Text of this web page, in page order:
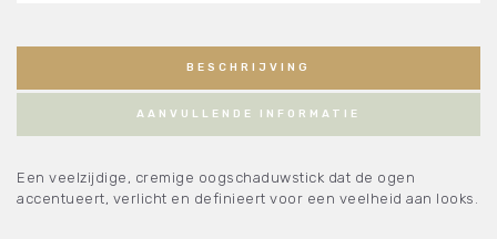
BESCHRIJVING
AANVULLENDE INFORMATIE
Een veelzijdige, cremige oogschaduwstick dat de ogen
accentueert, verlicht en definieert voor een veelheid aan looks.